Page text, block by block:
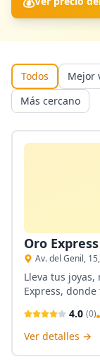
Todos Mejor
Más cercano
Oro
Av. del Genil,
Lleva tus
Express,
tienda si
experimentado
4.0 (0)
Ver detalles →